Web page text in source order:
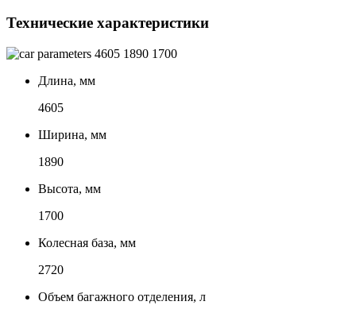
Технические характеристики
4605 1890 1700
Длина, мм
4605
Ширина, мм
1890
Высота, мм
1700
Колесная база, мм
2720
Объем багажного отделения, л